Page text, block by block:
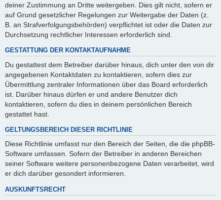
deiner Zustimmung an Dritte weitergeben. Dies gilt nicht, sofern er
auf Grund gesetzlicher Regelungen zur Weitergabe der Daten (z.
B. an Strafverfolgungsbehörden) verpflichtet ist oder die Daten zur
Durchsetzung rechtlicher Interessen erforderlich sind.
GESTATTUNG DER KONTAKTAUFNAHME
Du gestattest dem Betreiber darüber hinaus, dich unter den von dir
angegebenen Kontaktdaten zu kontaktieren, sofern dies zur
Übermittlung zentraler Informationen über das Board erforderlich
ist. Darüber hinaus dürfen er und andere Benutzer dich
kontaktieren, sofern du dies in deinem persönlichen Bereich
gestattet hast.
GELTUNGSBEREICH DIESER RICHTLINIE
Diese Richtlinie umfasst nur den Bereich der Seiten, die die phpBB-
Software umfassen. Sofern der Betreiber in anderen Bereichen
seiner Software weitere personenbezogene Daten verarbeitet, wird
er dich darüber gesondert informieren.
AUSKUNFTSRECHT